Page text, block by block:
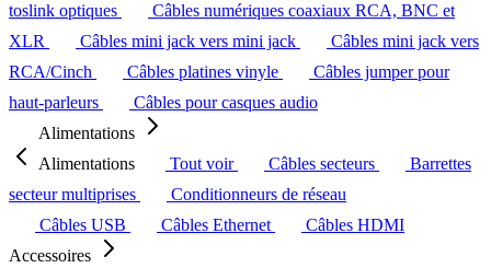
toslink optiques
Câbles numériques coaxiaux RCA, BNC et
XLR
Câbles mini jack vers mini jack
Câbles mini jack vers
RCA/Cinch
Câbles platines vinyle
Câbles jumper pour
haut-parleurs
Câbles pour casques audio
Alimentations
Alimentations
Tout voir Câbles secteurs
Barrettes
secteur multiprises
Conditionneurs de réseau
Câbles USB
Câbles Ethernet
Câbles HDMI
Accessoires